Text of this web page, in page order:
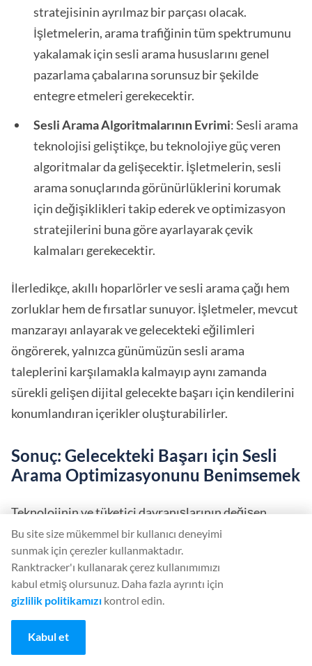
stratejisinin ayrılmaz bir parçası olacak.
İşletmelerin, arama trafiğinin tüm spektrumunu
yakalamak için sesli arama hususlarını genel
pazarlama çabalarına sorunsuz bir şekilde
entegre etmeleri gerekecektir.
Sesli Arama Algoritmalarının Evrimi: Sesli arama
teknolojisi geliştikçe, bu teknolojiye güç veren
algoritmalar da gelişecektir. İşletmelerin, sesli
arama sonuçlarında görünürlüklerini korumak
için değişiklikleri takip ederek ve optimizasyon
stratejilerini buna göre ayarlayarak çevik
kalmaları gerekecektir.
İlerledikçe, akıllı hoparlörler ve sesli arama çağı hem
zorluklar hem de fırsatlar sunuyor. İşletmeler, mevcut
manzarayı anlayarak ve gelecekteki eğilimleri
öngörerek, yalnızca günümüzün sesli arama
taleplerini karşılamakla kalmayıp aynı zamanda
sürekli gelişen dijital gelecekte başarı için kendilerini
konumlandıran içerikler oluşturabilirler.
Sonuç: Gelecekteki Başarı için Sesli
Arama Optimizasyonunu Benimsemek
Teknolojinin ve tüketici davranışlarının değişen
gelgitlerinde gezinirken, sesli arama
optimizasyonunun önemi abartılamaz. Akıllı
hoparlörler ve ses özellikli cihazlar çağı, insanların
bilgi arama, ürün alışverişi yapma ve dijital dünyayla
etkileşim kurma biçimlerinde yeni bir paradigma
başlattı. İşletmeler için bu değişime uyum sağlamak
yalnızca bir seçenek değil, aynı zamanda ilgili ve
Bu site size mükemmel bir kullanıcı deneyimi
sunmak için çerezler kullanmaktadır.
Ranktracker'ı kullanarak çerez kullanımımızı
kabul etmiş olursunuz. Daha fazla ayrıntı için
gizlilik politikamızı kontrol edin.
Kabul et